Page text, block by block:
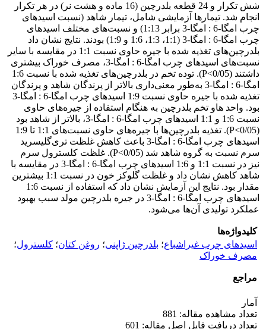
شش تکرار و 24 قطعه بلدرچین (16 ماده و هشت نر) در هر تکرار
انجام شد. تیمارها آزمایشی شامل، تیمار شاهد (نسبت اسیدهای
چرب امگا-6 : امگا-3 برابر 1:13) و نسبت‌های مختلف اسیدهای
چرب امگا-6 : امگا-3 (1:1، 1:3، 1:6 و 1:9) بودند. نتایج نشان داد
بلدرچین‌های تغذیه شده با جیره حاوی نسبت 1:1 در مقایسه با سایر
نسبت‌های اسیدهای چرب امگا-6 : امگا-3، مصرف خوراک بیشتری
داشتند (0/05>P). توده تخم در بلدرچین‌های تغذیه شده با نسبت 1:6
امگا-6 : امگا-3 به‌طور معنی‌داری بالاتر از پرندگان شاهد و پرندگان
تغذیه شده با جیره حاوی نسبت 1:9 اسیدهای چرب امگا-6 : امگا-3
بود. واحد هاو تخم بلدرچین به هنگام استفاده از جیره‌های حاوی
نسبت 1:6 و 1:1 اسیدهای چرب امگا-6 : امگا-3، بالاتر از شاهد بود
(0/05>P). تغذیه بلدرچین‌ها با جیره‌های حاوی نسبت‌های 1:1 تا 1:9
اسیدهای چرب امگا-6 : امگا-3 باعث کاهش غلظت تری‌گلیسرید
سرم نسبت به گروه شاهد شد (0/05>P). غلظت کلسترول سرم
نیز در نسبت 1:1 و 1:6 اسیدهای چرب امگا-6 : امگا-3 در مقایسه با
شاهد کاهش نشان داد و غلظت گلوکز خون در نسبت 1:1 بیشترین
مقدار بود. نتایج این آزمایش نشان داد که استفاده از نسبت‌ 1:6
اسیدهای چرب امگا-6 : امگا-3 در جیره بلدرچین مولد سبب بهبود
عملکرد تولیدی آن‌ها می‌شود.
کلیدواژه‌ها
اسیدهای چرب غیراشباع؛ بلدرچین ژاپنی؛ روغن کتان؛ کلسترول؛
مصرف خوراک
مراجع
آمار
تعداد مشاهده مقاله: 881
تعداد دریافت فایل اصل مقاله: 601